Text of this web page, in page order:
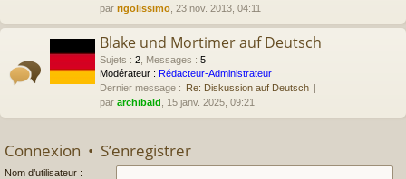
par rigolissimo , 23 nov. 2013, 04:11
Blake und Mortimer auf Deutsch
Sujets : 2 Messages : 5
Modérateur : Rédacteur-Administrateur
Dernier message : Re: Diskussion auf Deutsch
par archibald , 15 janv. 2025, 09:21
Connexion • S’enregistrer
Nom d’utilisateur :